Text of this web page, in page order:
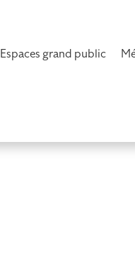
Espaces grand public